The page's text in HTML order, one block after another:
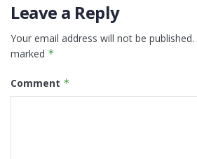
Leave a Reply
Your email address will not be published.
marked *
Comment *